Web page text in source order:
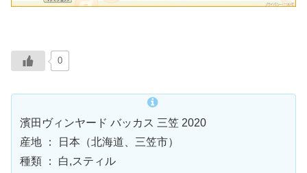
0
濱田ヴィンヤード バッカス 三笠 2020
産地 ： 日本（北海道、三笠市）
種類 ： 白,スティル